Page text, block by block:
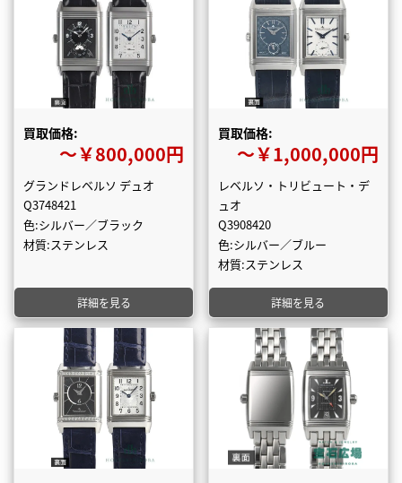
買取価格:
〜￥800,000円
グランドレベルソ デュオ
Q3748421
色:シルバー／ブラック
材質:ステンレス
詳細を見る
買取価格:
〜￥1,000,000円
レベルソ・トリビュート・デ
ュオ
Q3908420
色:シルバー／ブルー
材質:ステンレス
詳細を見る